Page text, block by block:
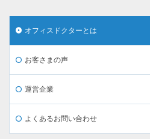
オフィスドクターとは
お客さまの声
運営企業
よくあるお問い合わせ